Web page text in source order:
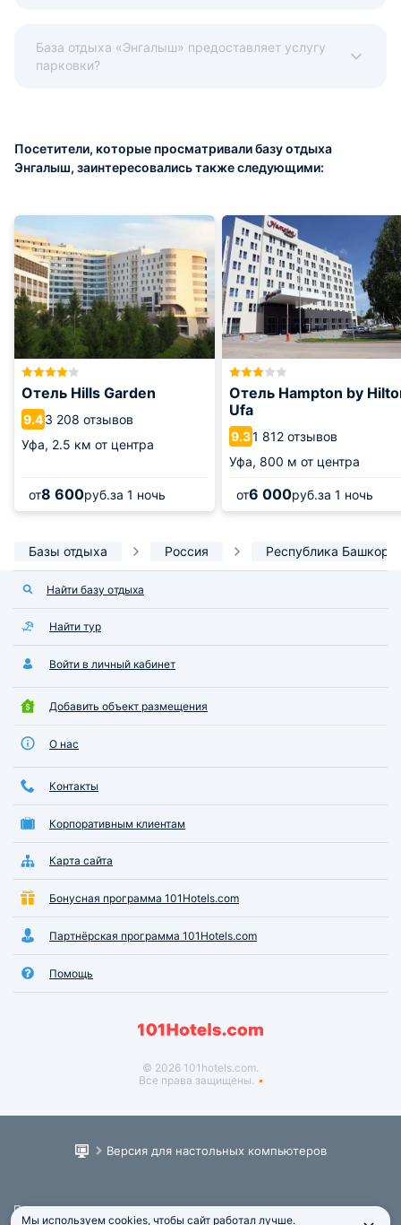
База отдыха «Энгалыш» предоставляет услугу
парковки?
Посетители, которые просматривали базу отдыха
Энгалыш, заинтересовались также следующими:
Отель Hills Garden
9.43 208 отзывов
Уфа, 2.5 км от центра
от8 600руб.за 1 ночь
Отель Hampton by
Ufa
9.31 812 отзывов
Уфа, 800 м от центра
от6 000руб.за 1 ночь
Базы отдыха Россия Республика
Найти базу отдыха
Найти тур
Войти в личный кабинет
Добавить объект размещения
О нас
Контакты
Корпоративным клиентам
Карта сайта
Бонусная программа 101Hotels.com
Партнёрская программа 101Hotels.com
Помощь
© 2026 101hotels.com.
Все права защищены.
Версия для настольных компьютеров
Пользовательское соглашение
Мы используем cookies, чтобы сайт работал лучше.